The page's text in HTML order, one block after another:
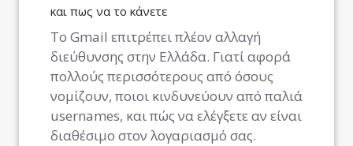
και πως να το κάνετε
Το Gmail επιτρέπει πλέον αλλαγή
διεύθυνσης στην Ελλάδα. Γιατί αφορά
πολλούς περισσότερους από όσους
νομίζουν, ποιοι κινδυνεύουν από παλιά
usernames, και πώς να ελέγξετε αν είναι
διαθέσιμο στον λογαριασμό σας.